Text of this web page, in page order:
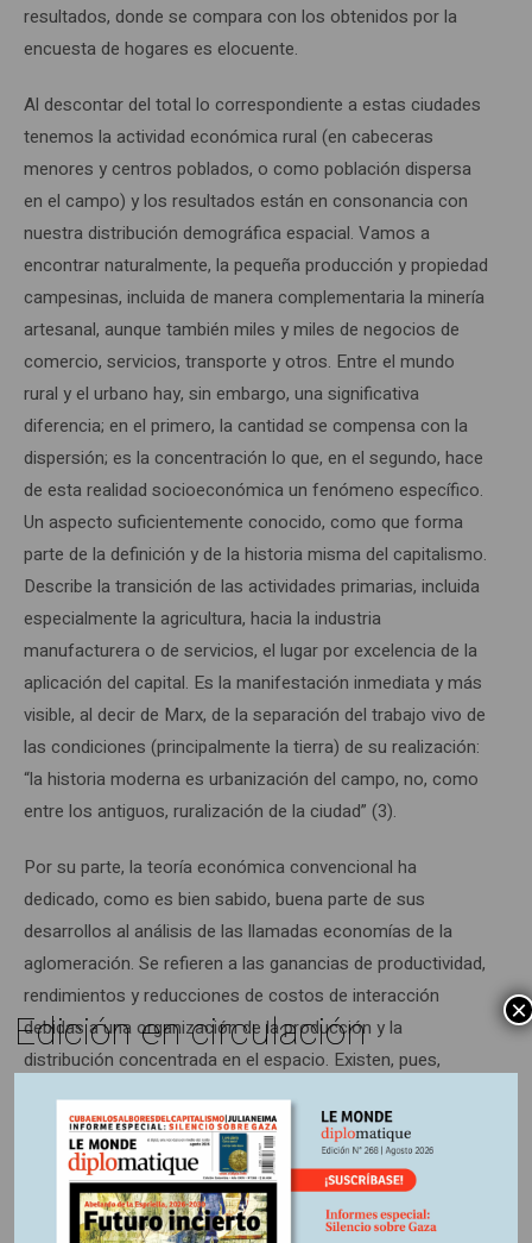
resultados, donde se compara con los obtenidos por la
encuesta de hogares es elocuente.
Al descontar del total lo correspondiente a estas ciudades
tenemos la actividad económica rural (en cabeceras
menores y centros poblados, o como población dispersa
en el campo) y los resultados están en consonancia con
nuestra distribución demográfica espacial. Vamos a
encontrar naturalmente, la pequeña producción y propiedad
campesinas, incluida de manera complementaria la minería
artesanal, aunque también miles y miles de negocios de
comercio, servicios, transporte y otros. Entre el mundo
rural y el urbano hay, sin embargo, una significativa
diferencia; en el primero, la cantidad se compensa con la
dispersión; es la concentración lo que, en el segundo, hace
de esta realidad socioeconómica un fenómeno específico.
Un aspecto suficientemente conocido, como que forma
parte de la definición y de la historia misma del capitalismo.
Describe la transición de las actividades primarias, incluida
especialmente la agricultura, hacia la industria
manufacturera o de servicios, el lugar por excelencia de la
aplicación del capital. Es la manifestación inmediata y más
visible, al decir de Marx, de la separación del trabajo vivo de
las condiciones (principalmente la tierra) de su realización:
“la historia moderna es urbanización del campo, no, como
entre los antiguos, ruralización de la ciudad” (3).
Por su parte, la teoría económica convencional ha
dedicado, como es bien sabido, buena parte de sus
desarrollos al análisis de las llamadas economías de la
aglomeración. Se refieren a las ganancias de productividad,
rendimientos y reducciones de costos de interacción
debidas a una organización de la producción y la
distribución concentrada en el espacio. Existen, pues,
cierta forma, una implicación de la tendencia que, desde
otro ángulo, llamaríamos concentración y centralización del
capital– Fuerzas que la teoría agrupa en dos grupos de
ventajas, las llamadas marshallianas de localización, (fácil
Edición en circulación ×